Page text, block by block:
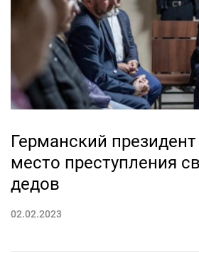
Германский
место преступления
дедов
02.02.2023